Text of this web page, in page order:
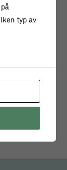
bakverk
både
för alla
vill ha
typ av